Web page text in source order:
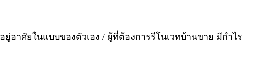
อาศัยในแบบของตัวเอง / ผู้ที่ต้องการรีโนเวทบ้านขาย มีกำไร